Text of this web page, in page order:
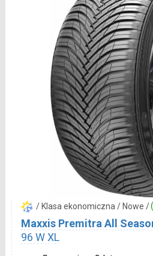
/ Klasa ekonomiczna / Nowe /
Maxxis Premitra All
96 W XL